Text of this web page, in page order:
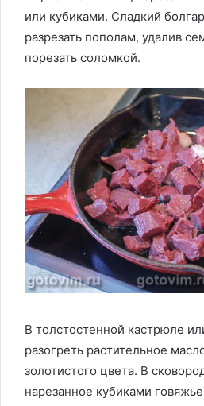
или кубиками. Сладкий
разрезать пополам, удалив
порезать соломкой.
В толстостенной кастрюле
разогреть растительное
золотистого цвета. В
нарезанное кубиками